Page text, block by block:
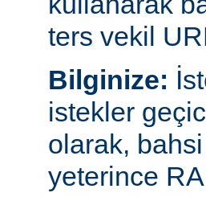
ters vekil
Bilginize:
istekler
olarak,
yeterince